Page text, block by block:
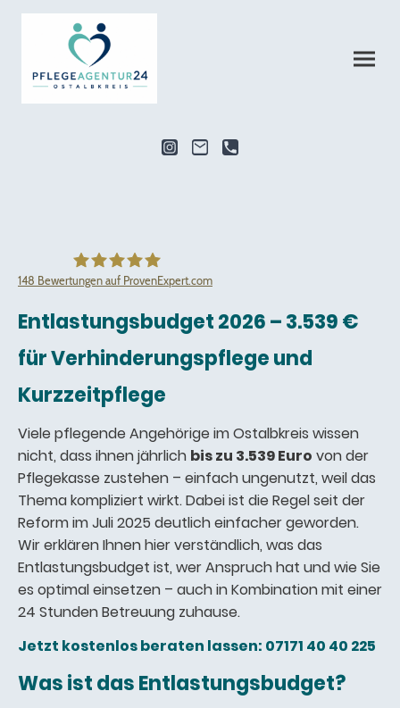
Pflegeagentur24 Ostalbkreis
148 Bewertungen auf ProvenExpert.com
Entlastungsbudget 2026 – 3.539 €
für Verhinderungspflege und
Kurzzeitpflege
Viele pflegende Angehörige im Ostalbkreis wissen
nicht, dass ihnen jährlich bis zu 3.539 Euro von der
Pflegekasse zustehen – einfach ungenutzt, weil das
Thema kompliziert wirkt. Dabei ist die Regel seit der
Reform im Juli 2025 deutlich einfacher geworden.
Wir erklären Ihnen hier verständlich, was das
Entlastungsbudget ist, wer Anspruch hat und wie Sie
es optimal einsetzen – auch in Kombination mit einer
24 Stunden Betreuung zuhause.
Jetzt kostenlos beraten lassen: 07171 40 40 225
Was ist das Entlastungsbudget?